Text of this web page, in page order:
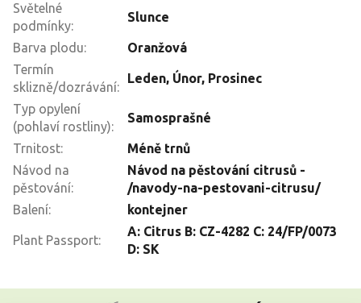
Světelné
podmínky:
Slunce
Barva plodu:
Oranžová
Termín
sklizně/dozrávání:
Leden, Únor, Prosinec
Typ opylení
(pohlaví rostliny):
Samosprašné
Trnitost:
Méně trnů
Návod na
pěstování:
Návod na pěstování citrusů -
/navody-na-pestovani-citrusu/
Balení: kontejner
Plant Passport:
A: Citrus B: CZ-4282 C: 24/FP/0073
D: SK